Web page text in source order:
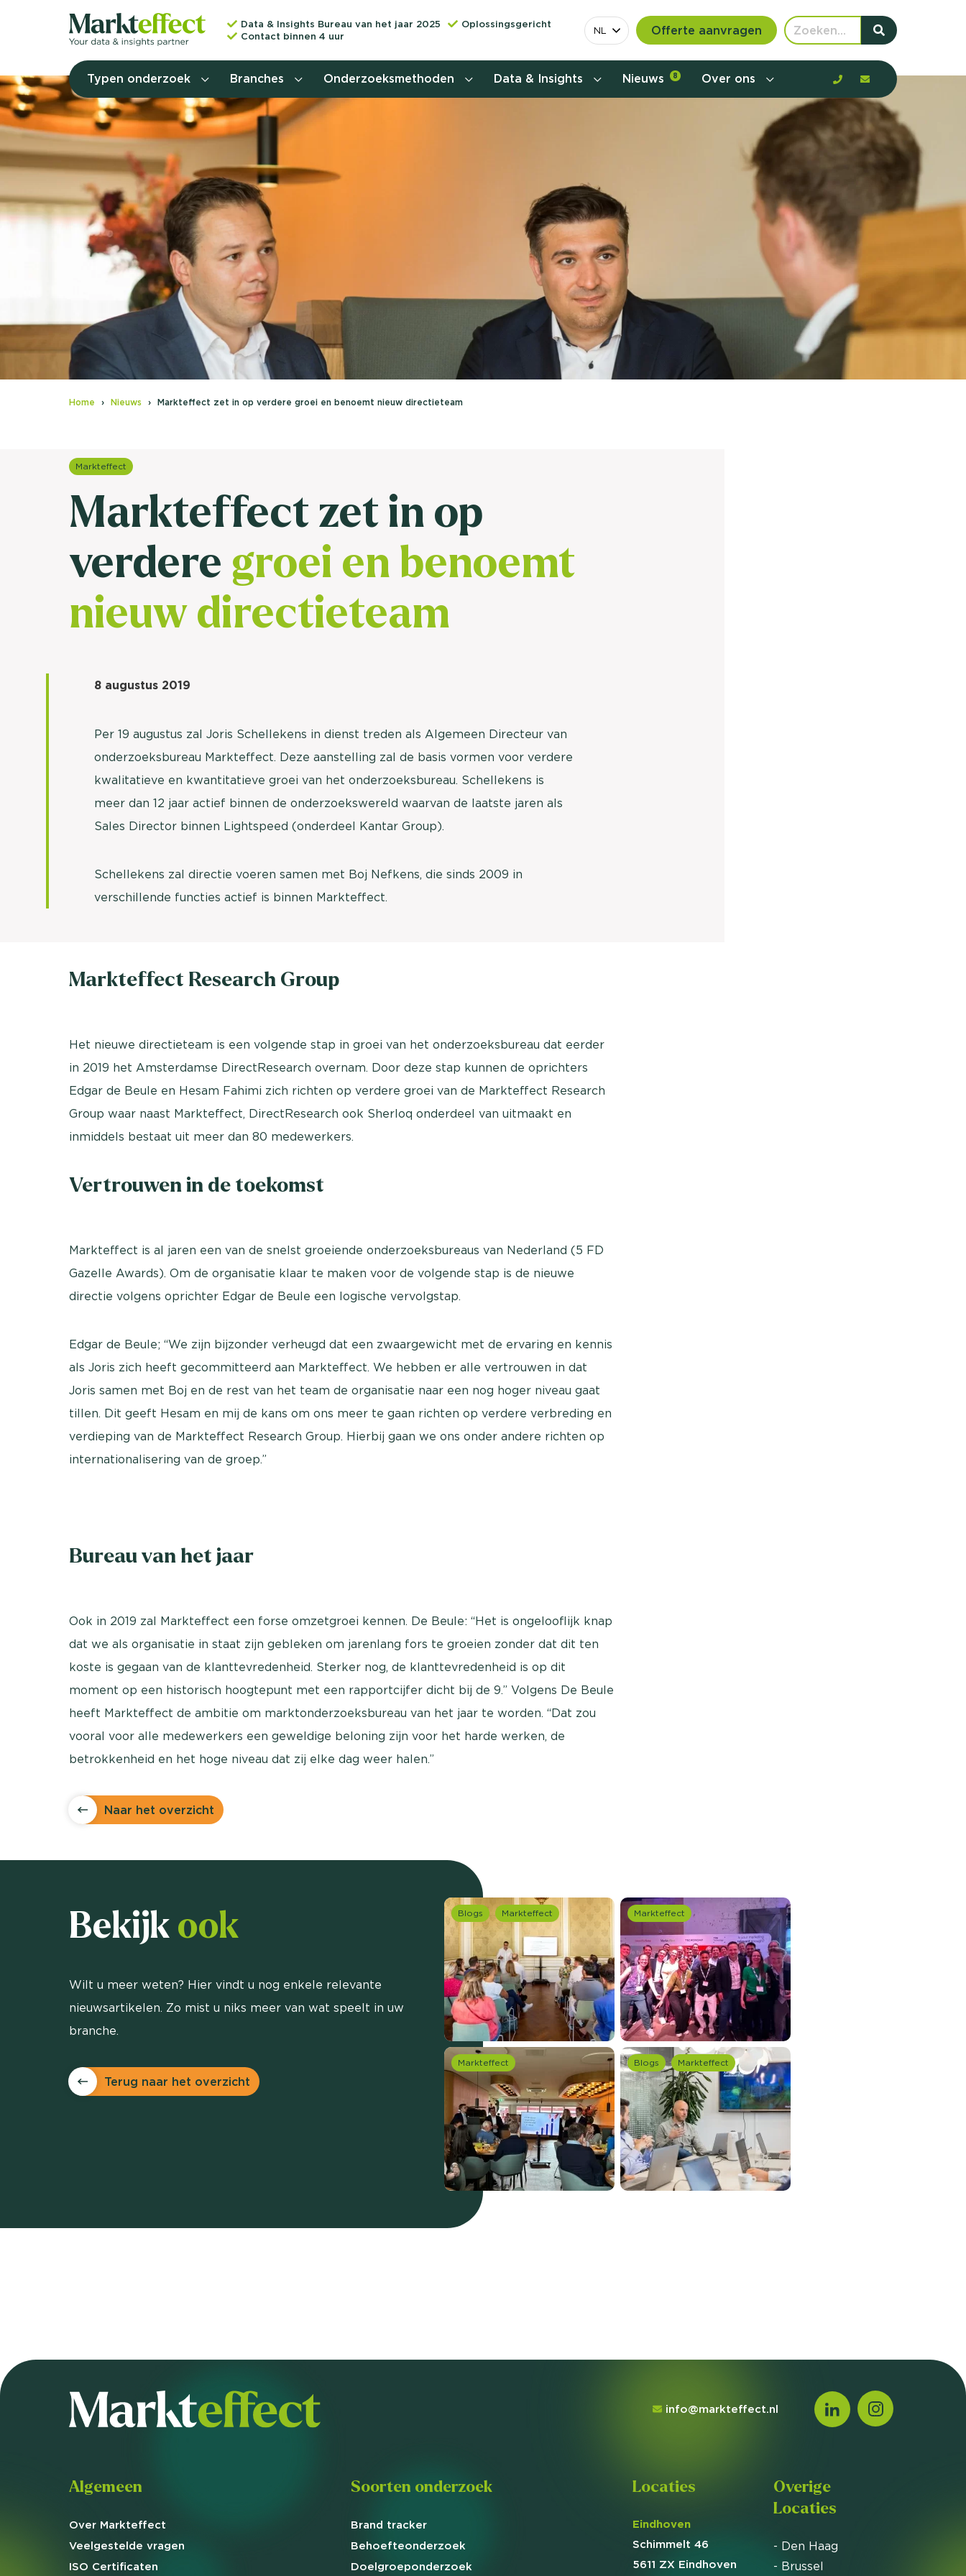
Data & Insights Bureau van het jaar 2025
Oplossingsgericht
Contact binnen 4 uur
NL Offerte aanvragen
Typen onderzoek
Customer journey onderzoek
Nationaal Studiekeuze
Usage & attitude onderzoek
UX-onderzoek
Relevantere communicatie en aanbod door de
customer journey, de barrières en gedrag in kaart te
brengen. Benieuwd hoe?
Stefan Klomp
Client Consultant
Branches Onderzoeksmethoden Data & Insights Nieuws 8 Over ons
Home Nieuws Markteffect zet in op verdere groei en benoemt nieuw directieteam
Markteffect
Markteffect zet in op
verdere groei enbenoemt
nieuw directieteam
8 augustus 2019
Per 19 augustus zal Joris Schellekens in dienst treden als Algemeen Directeur van
onderzoeksbureau Markteffect. Deze aanstelling zal de basis vormen voor verdere
kwalitatieve en kwantitatieve groei van het onderzoeksbureau. Schellekens is
meer dan 12 jaar actief binnen de onderzoekswereld waarvan de laatste jaren als
Sales Director binnen Lightspeed (onderdeel Kantar Group).
Schellekens zal directie voeren samen met Boj Nefkens, die sinds 2009 in
verschillende functies actief is binnen Markteffect.
Markteffect Research Group
Het nieuwe directieteam is een volgende stap in groei van het onderzoeksbureau dat eerder
in 2019 het Amsterdamse DirectResearch overnam. Door deze stap kunnen de oprichters
Edgar de Beule en Hesam Fahimi zich richten op verdere groei van de Markteffect Research
Group waar naast Markteffect, DirectResearch ook Sherloq onderdeel van uitmaakt en
inmiddels bestaat uit meer dan 80 medewerkers.
Vertrouwen in de toekomst
Markteffect is al jaren een van de snelst groeiende onderzoeksbureaus van Nederland (5 FD
Gazelle Awards). Om de organisatie klaar te maken voor de volgende stap is de nieuwe
directie volgens oprichter Edgar de Beule een logische vervolgstap.
Edgar de Beule; “We zijn bijzonder verheugd dat een zwaargewicht met de ervaring en kennis
als Joris zich heeft gecommitteerd aan Markteffect. We hebben er alle vertrouwen in dat
Joris samen met Boj en de rest van het team de organisatie naar een nog hoger niveau gaat
tillen. Dit geeft Hesam en mij de kans om ons meer te gaan richten op verdere verbreding en
verdieping van de Markteffect Research Group. Hierbij gaan we ons onder andere richten op
internationalisering van de groep.”
Bureau van het jaar
Ook in 2019 zal Markteffect een forse omzetgroei kennen. De Beule: “Het is ongelooflijk knap
dat we als organisatie in staat zijn gebleken om jarenlang fors te groeien zonder dat dit ten
koste is gegaan van de klanttevredenheid. Sterker nog, de klanttevredenheid is op dit
moment op een historisch hoogtepunt met een rapportcijfer dicht bij de 9.” Volgens De Beule
heeft Markteffect de ambitie om marktonderzoeksbureau van het jaar te worden. “Dat zou
vooral voor alle medewerkers een geweldige beloning zijn voor het harde werken, de
betrokkenheid en het hoge niveau dat zij elke dag weer halen.”
Naar het overzicht
Bekijkook
Wilt u meer weten? Hier vindt u nog enkele relevante
nieuwsartikelen. Zo mist u niks meer van wat speelt in uw
branche.
Terug naar het overzicht
Blogs Markteffect Markteffect
Markteffect Blogs Markteffect
info@markteffect.nl
Algemeen
Over Markteffect
Veelgestelde vragen
ISO Certificaten
Soorten onderzoek
Brand tracker
Behoefteonderzoek
Doelgroeponderzoek
Locaties
Eindhoven
Schimmelt 46
5611 ZX Eindhoven
Overige
Locaties
- Den Haag
- Brussel